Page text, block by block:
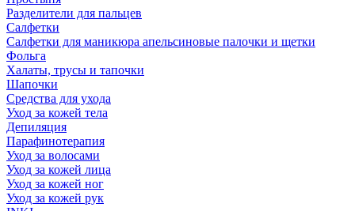
Разделители для пальцев
Салфетки
Салфетки для маникюра апельсиновые палочки и щетки
Фольга
Халаты, трусы и тапочки
Шапочки
Средства для ухода
Уход за кожей тела
Депиляция
Парафинотерапия
Уход за волосами
Уход за кожей лица
Уход за кожей ног
Уход за кожей рук